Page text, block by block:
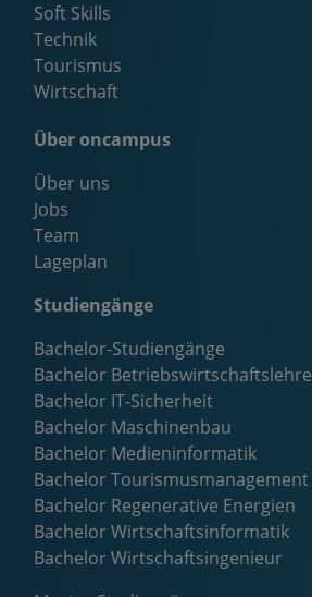
Soft Skills
Technik
Tourismus
Wirtschaft
Über oncampus
Über uns
Jobs
Team
Lageplan
Studiengänge
Bachelor-Studiengänge
Bachelor Betriebswirtschaftslehre
Bachelor IT-Sicherheit
Bachelor Maschinenbau
Bachelor Medieninformatik
Bachelor Tourismusmanagement
Bachelor Regenerative Energien
Bachelor Wirtschaftsinformatik
Bachelor Wirtschaftsingenieur